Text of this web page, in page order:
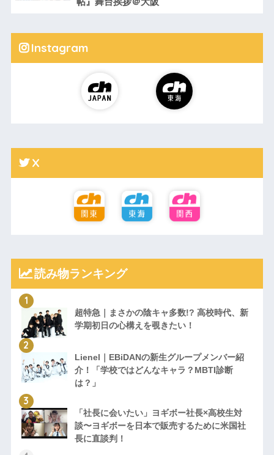
Instagram
X
読み物ランキング
超特急｜まさかの陰キャ多数!? 高校時代、新
学期初日の心構えを覗きたい！
Lienel｜EBiDANの新生グループメンバー紹
介！「学校ではどんなキャラ？MBTI診断
は？」
「社長に会いたい」ヨギボー社長×高校生対
談〜ヨギボーを日本で販売するために米国社
長に直談判！